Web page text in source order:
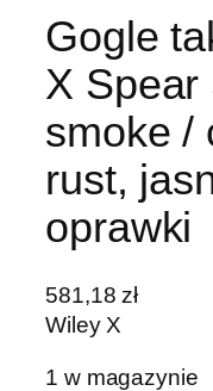
Gogle
X Spear
smoke /
rust,
oprawki
581,18zł
Wiley X
1 w magazynie